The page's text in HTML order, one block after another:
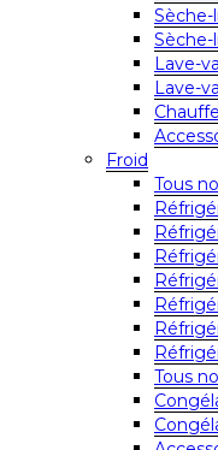
Lave-
Lave-
Froid
Tous
Tous